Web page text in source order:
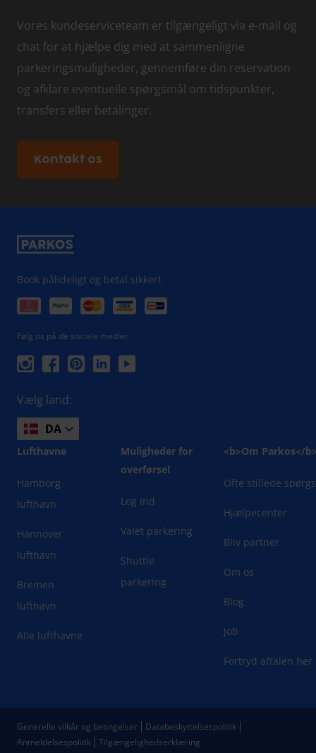
Vores kundeserviceteam er tilgængeligt via e-mail og
chat for at hjælpe dig med at sammenligne
parkeringsmuligheder, gennemføre din reservation
og afklare eventuelle spørgsmål om tidspunkter,
transfers eller betalinger.
Kontakt os
Book pålideligt og betal sikkert
Følg os på de sociale medier
Vælg land:
DA
Lufthavne
Hamborg
lufthavn
Hannover
lufthavn
Bremen
lufthavn
Alle lufthavne
Muligheder for
overførsel
Log Ind
Valet parkering
Shuttle
parkering
<b>Om Parkos</
Ofte stillede
Hjælpecenter
Bliv partner
Om os
Blog
Job
Fortryd aftalen her
Generelle vilkår og betingelser
Databeskyttelsespolitik
Anmeldelsespolitik
Tilgængelighedserklæring